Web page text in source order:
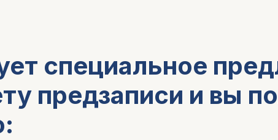
специальное
предзаписи и вы